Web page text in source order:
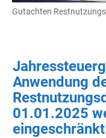
Gutachten
Anwendung
01.01.2025